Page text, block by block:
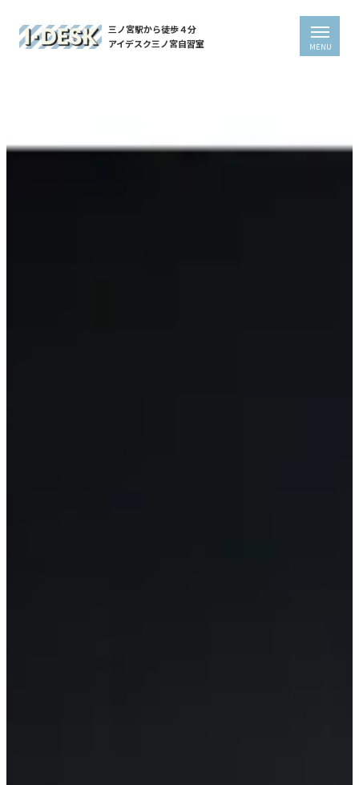
三ノ宮駅から徒歩４分
アイデスク三ノ宮自習室
Select Language▼